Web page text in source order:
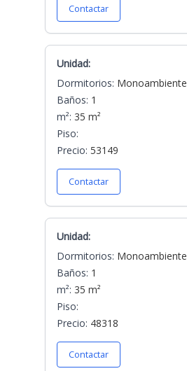
Contactar
Unidad:
Dormitorios: Monoambiente
Baños: 1
m²: 35 m²
Piso:
Precio: 53149
Contactar
Unidad:
Dormitorios: Monoambiente
Baños: 1
m²: 35 m²
Piso:
Precio: 48318
Contactar